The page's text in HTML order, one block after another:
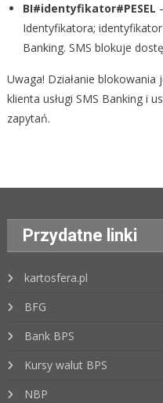
BI#identyfikator#PESEL
Identyfikatora;
Banking. SMS blokuje
Uwaga! Działanie
klienta usługi SMS Banking i
zapytań.
Przydatne linki
kartosfera.pl
BFG
Bank BPS
Kursy walut BPS
NBP